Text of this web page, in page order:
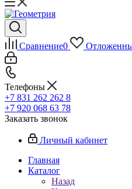
Сравнение0
Телефоны
+7 831 262 262 8
+7 920 068 63 78
Заказать звонок
Личный кабинет
Главная
Каталог
Назад